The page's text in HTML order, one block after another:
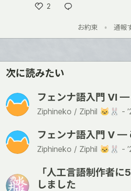
2
ね
お約束 • 通報
次に読みたい
フェンナ語入門 VI
Ziphineko / Ziphil 🐱🐰 -
フェンナ語入門 V —
Ziphineko / Ziphil 🐱🐰 -
「人工言語制作者
しました